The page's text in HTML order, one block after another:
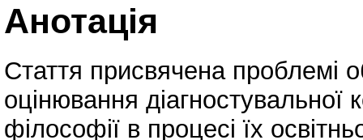
Анотація
Стаття присвячена проблемі
оцінювання діагностувальної
філософії в процесі їх